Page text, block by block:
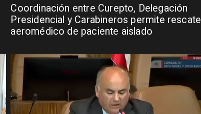
Coordinación entre Curepto, Delegación
Presidencial y Carabineros permite rescate
aeromédico de paciente aislado